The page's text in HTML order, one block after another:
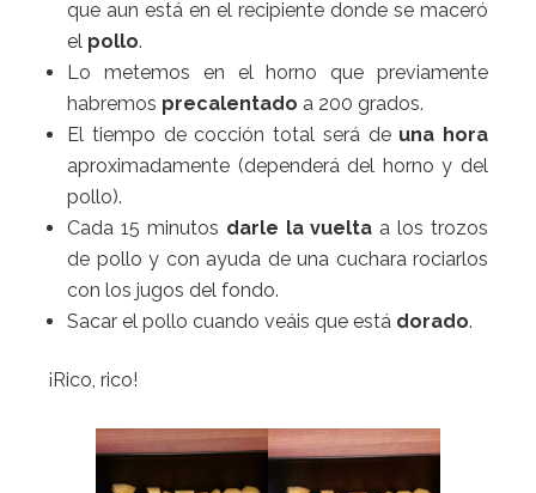
que aun está en el recipiente donde se maceró
el pollo.
Lo metemos en el horno que previamente
habremos precalentado a 200 grados.
El tiempo de cocción total será de una hora
aproximadamente (dependerá del horno y del
pollo).
Cada 15 minutos darle la vuelta a los trozos
de pollo y con ayuda de una cuchara rociarlos
con los jugos del fondo.
Sacar el pollo cuando veáis que está dorado.
¡Rico, rico!